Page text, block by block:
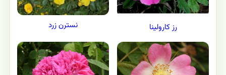
رز کارولینا نسترن زرد